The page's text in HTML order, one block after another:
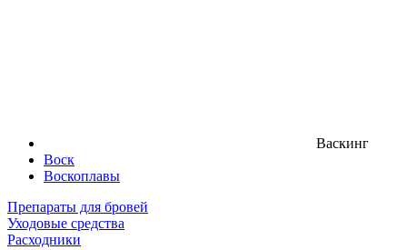
Васкинг
Воск
Воскоплавы
Препараты для бровей
Уходовые средства
Расходники